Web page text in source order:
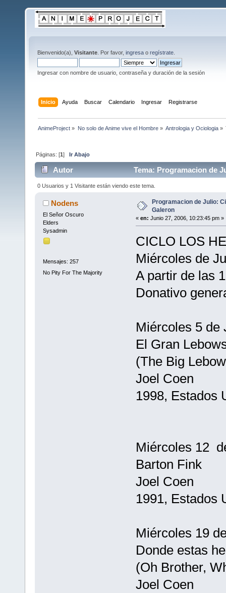
Bienvenido(a), Visitante . Por favor, ingresa o regístrate
Ingresar con nombre de usuario, contraseña y duración de la sesión
Inicio Ayuda Buscar Calendario Ingresar Registrarse
AnimeProject » No solo de Anime vive el Hombre» Antrologia y Ociologia»
Páginas: [1]Ir Abajo
Autor Tema: Programacion de
0 Usuarios y 1 Visitante están viendo este tema.
Nodens
El Señor Oscuro
Elders
Sysadmin
Mensajes: 257
No Pity For The Majority
Programacion de Julio:
Galeron
« en: Junio 27, 2006, 10:23:45 pm »
CICLO LOS
Miércoles de
A partir de las
Donativo
Miércoles 5 de
El Gran
(The Big
Joel Coen
1998, Estados
Miércoles 12
Barton Fink
Joel Coen
1991, Estados
Miércoles 19
Donde estas
(Oh Brother,
Joel Coen